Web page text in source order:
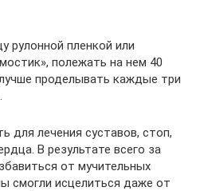
рулонной пленкой или
полежать на нем 40
проделывать каждые три
для лечения суставов, стоп,
В результате всего за
от мучительных
смогли исцелиться даже от